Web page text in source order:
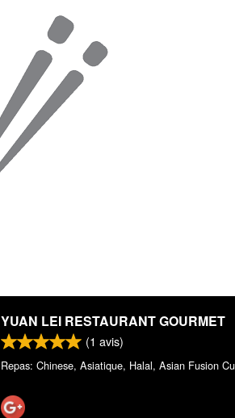
YUAN LEI RESTAURANT GOURMET
(1 avis)
Repas: Chinese, Asiatique, Halal, Asian Fusion